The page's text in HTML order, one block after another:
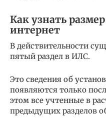
Как узнать
интернет
В действительности
пятый раздел в ИЛС.
Это сведения об
появляются только
этом все учтенные в
предыдущих разделов